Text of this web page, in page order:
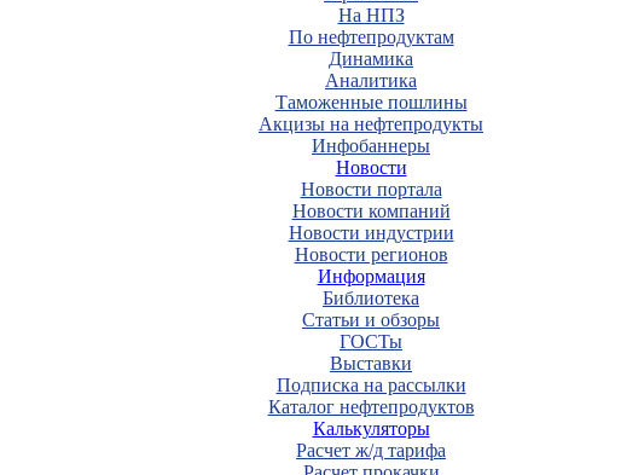
На НПЗ
По нефтепродуктам
Динамика
Аналитика
Таможенные пошлины
Акцизы на нефтепродукты
Инфобаннеры
Новости
Новости портала
Новости компаний
Новости индустрии
Новости регионов
Информация
Библиотека
Статьи и обзоры
ГОСТы
Выставки
Подписка на рассылки
Каталог нефтепродуктов
Калькуляторы
Расчет ж/д тарифа